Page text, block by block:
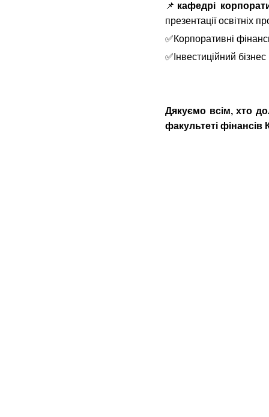
📌 кафедрі
презентації освітніх
✅Корпоративні
✅Інвестиційний бізнес
Дякуємо всім, хто
факультеті